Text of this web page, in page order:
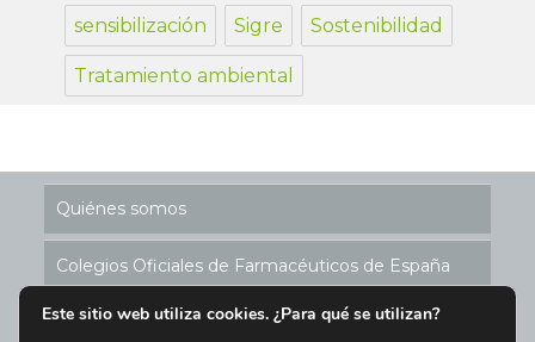
sensibilización Sigre Sostenibilidad
Tratamiento ambiental
Quiénes somos
Colegios Oficiales de Farmacéuticos de España
Historia de los Puntos SIGRE
Este sitio web utiliza cookies. ¿Para qué se utilizan?